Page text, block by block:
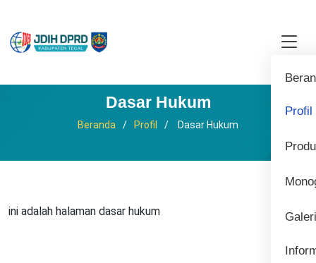
Profil
Galeri
Dasar Hukum
Beranda Profil Dasar Hukum
ini adalah halaman dasar hukum